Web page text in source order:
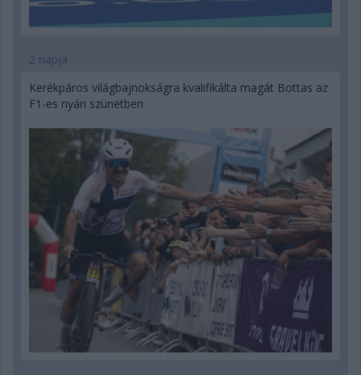
2 napja
Kerékpáros világbajnokságra kvalifikálta magát Bottas az
F1-es nyári szünetben